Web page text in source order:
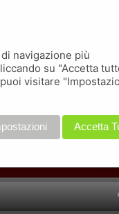
navigazione più
su "Accetta
visitare
Accetta